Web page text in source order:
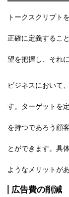
トークスクリプト
正確に定義するこ
望を把握し、それ
ビジネスにおいて
す。ターゲットを
を持つであろう顧
とができます。具
ようなメリットがあ
広告費の削減